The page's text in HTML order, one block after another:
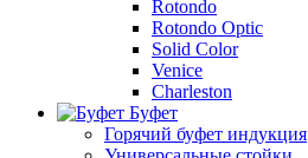
Rotondo
Rotondo Optic
Solid Color
Venice
Сharleston
Буфет
Горячий буфет индукция